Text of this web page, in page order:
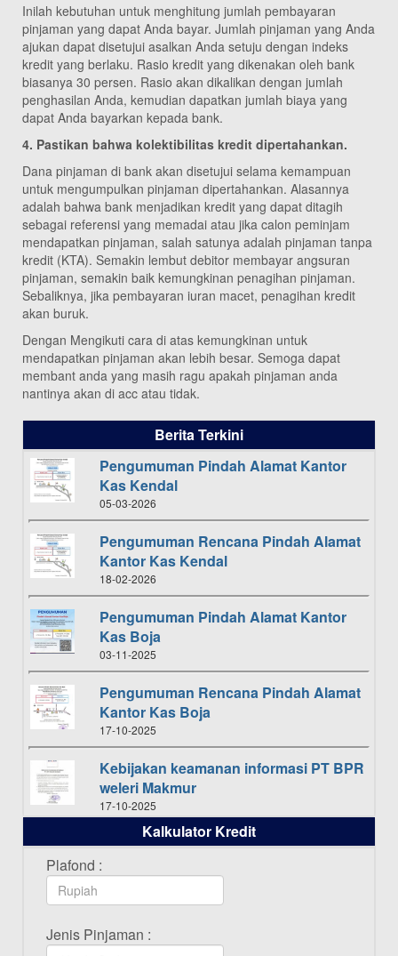
Inilah kebutuhan untuk menghitung jumlah pembayaran
pinjaman yang dapat Anda bayar. Jumlah pinjaman yang Anda
ajukan dapat disetujui asalkan Anda setuju dengan indeks
kredit yang berlaku. Rasio kredit yang dikenakan oleh bank
biasanya 30 persen. Rasio akan dikalikan dengan jumlah
penghasilan Anda, kemudian dapatkan jumlah biaya yang
dapat Anda bayarkan kepada bank.
4. Pastikan bahwa kolektibilitas kredit dipertahankan.
Dana pinjaman di bank akan disetujui selama kemampuan
untuk mengumpulkan pinjaman dipertahankan. Alasannya
adalah bahwa bank menjadikan kredit yang dapat ditagih
sebagai referensi yang memadai atau jika calon peminjam
mendapatkan pinjaman, salah satunya adalah pinjaman tanpa
kredit (KTA). Semakin lembut debitor membayar angsuran
pinjaman, semakin baik kemungkinan penagihan pinjaman.
Sebaliknya, jika pembayaran iuran macet, penagihan kredit
akan buruk.
Dengan Mengikuti cara di atas kemungkinan untuk
mendapatkan pinjaman akan lebih besar. Semoga dapat
membant anda yang masih ragu apakah pinjaman anda
nantinya akan di acc atau tidak.
Berita Terkini
Pengumuman Pindah Alamat Kantor
Kas Kendal
05-03-2026
Pengumuman Rencana Pindah Alamat
Kantor Kas Kendal
18-02-2026
Pengumuman Pindah Alamat Kantor
Kas Boja
03-11-2025
Pengumuman Rencana Pindah Alamat
Kantor Kas Boja
17-10-2025
Kebijakan keamanan informasi PT BPR
weleri Makmur
17-10-2025
Daftar Pemenang Undian TAMASHA
Bulan Oktober 2025
16-10-2025
Bulan September 2025
Kalkulator Kredit
Plafond :
Jenis Pinjaman :